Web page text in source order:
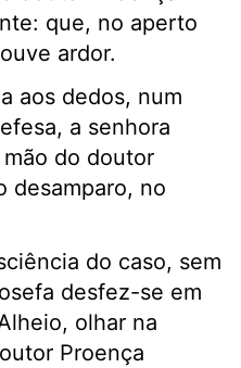
que, no aperto
ardor.
aos dedos, num
a senhora
do doutor
desamparo, no
do caso, sem
desfez-se em
olhar na
Proença